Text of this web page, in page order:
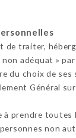
de traiter,
non adéquat »
du choix de
Général
à prendre
non